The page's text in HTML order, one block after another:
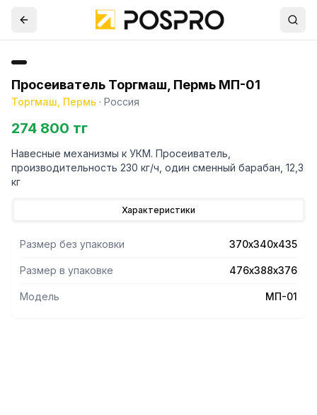
Просеиватель Торгмаш, Пермь МП-01
Торгмаш, Пермь · Россия
274 800 тг
Навесные механизмы к УКМ. Просеиватель,
производительность 230 кг/ч, один сменный барабан, 12,3
кг
Характеристики
Размер без упаковки 370х340х435
Размер в упаковке 476х388х376
Модель МП-01